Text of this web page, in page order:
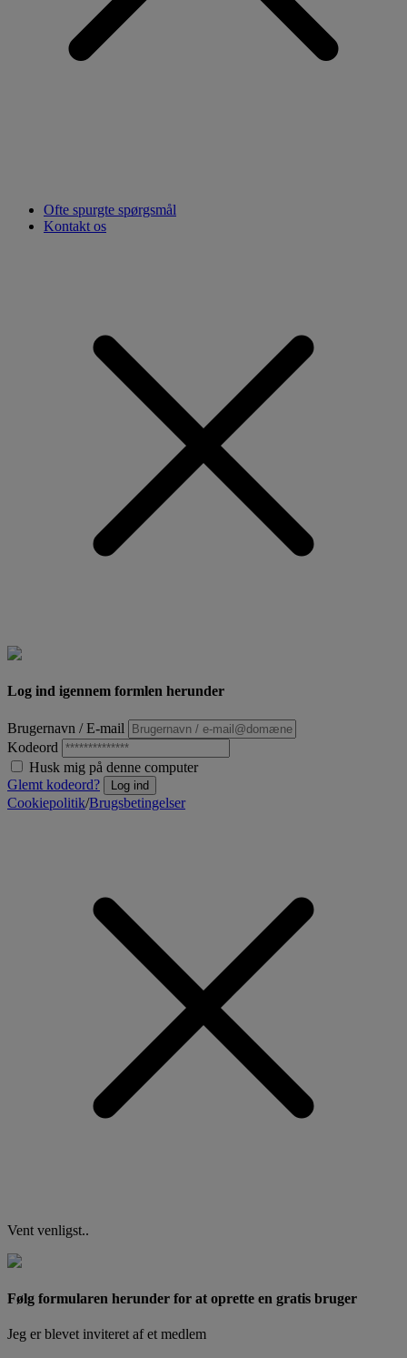
Ofte spurgte spørgsmål
Kontakt os
Log ind igennem formlen herunder
Brugernavn / E-mail
Kodeord
Husk mig på denne computer
Glemt kodeord?
Log ind
Cookiepolitik/Brugsbetingelser
Vent venligst..
Følg formularen herunder for at oprette en gratis bruger
Jeg er blevet inviteret af et medlem